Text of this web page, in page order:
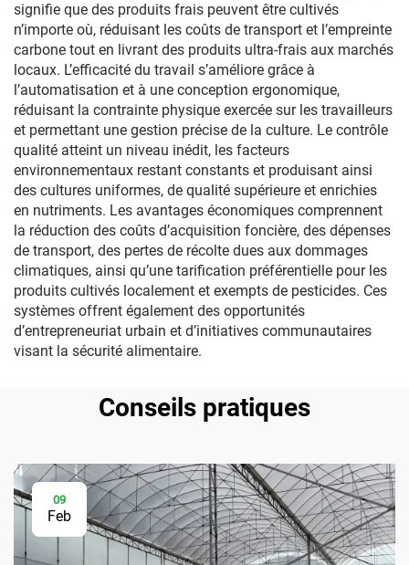
signifie que des produits frais peuvent être cultivés
n’importe où, réduisant les coûts de transport et l’empreinte
carbone tout en livrant des produits ultra-frais aux marchés
locaux. L’efficacité du travail s’améliore grâce à
l’automatisation et à une conception ergonomique,
réduisant la contrainte physique exercée sur les travailleurs
et permettant une gestion précise de la culture. Le contrôle
qualité atteint un niveau inédit, les facteurs
environnementaux restant constants et produisant ainsi
des cultures uniformes, de qualité supérieure et enrichies
en nutriments. Les avantages économiques comprennent
la réduction des coûts d’acquisition foncière, des dépenses
de transport, des pertes de récolte dues aux dommages
climatiques, ainsi qu’une tarification préférentielle pour les
produits cultivés localement et exempts de pesticides. Ces
systèmes offrent également des opportunités
d’entrepreneuriat urbain et d’initiatives communautaires
visant la sécurité alimentaire.
Conseils pratiques
09
Feb